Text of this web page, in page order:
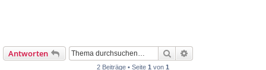
Antworten Suche
2 Beiträge • Seite 1 von 1